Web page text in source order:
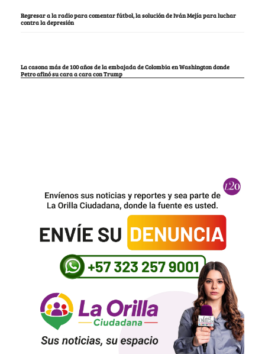
Regresar a la radio para comentar fútbol, la solución de Iván Mejía para luchar
contra la depresión
La casona más de 100 años de la embajada de Colombia en Washington donde
Petro afinó su cara a cara con Trump